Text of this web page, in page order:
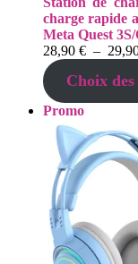
charge rapide
Meta Quest
28,90 € –
Choix
PromoProduit